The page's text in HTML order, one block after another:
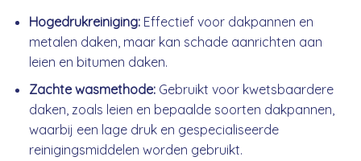
Hogedrukreiniging:Effectief voor dakpannen en
metalen daken, maar kan schade aanrichten aan
leien en bitumen daken.
Zachte wasmethode:Gebruikt voor kwetsbaardere
daken, zoals leien en bepaalde soorten dakpannen,
waarbij een lage druk en gespecialiseerde
reinigingsmiddelen worden gebruikt.